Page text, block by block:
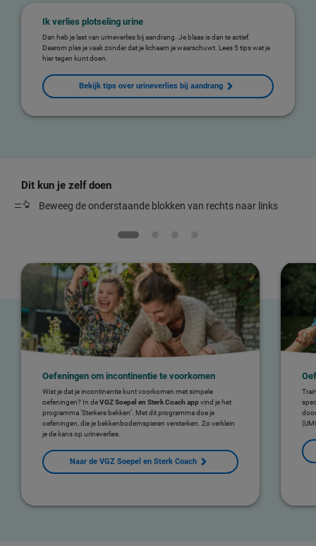
Ik verlies plotseling urine
Dan heb je last van urineverlies bij aandrang. Je blaas is dan te actief.
Daarom plas je vaak zonder dat je lichaam je waarschuwt. Lees 5 tips wat je
hier tegen kunt doen.
Bekijk tips over urineverlies bij aandrang
Dit kun je zelf doen
Beweeg de onderstaande blokken van rechts naar links
Oefeningen om incontinentie te voorkomen
Wist je dat je incontinentie kunt voorkomen met simpele
oefeningen? In deVGZ Soepel en Sterk Coach appvind je het
programma ‘Sterkere bekken’. Met dit programma doe je
oefeningen, die je bekkenbodemspieren versterken. Zo verklein
je de kans op urineverlies.
Naar de VGZ Soepel en Sterk Coach